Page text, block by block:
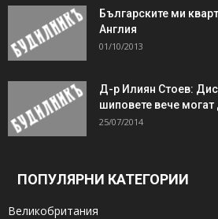
Българските ми
Англия
01/10/2013
Д-р Илиян Стоев:
шиповете вече могат
25/07/2014
ПОПУЛЯРНИ КАТЕГОРИИ
Великобритания